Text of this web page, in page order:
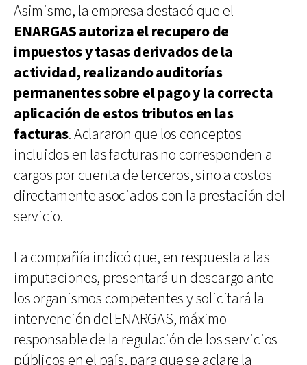
Asimismo, la empresa destacó que el
ENARGAS autoriza el recupero de
impuestos y tasas derivados de la
actividad, realizando auditorías
permanentes sobre el pago y la correcta
aplicación de estos tributos en las
facturas. Aclararon que los conceptos
incluidos en las facturas no corresponden a
cargos por cuenta de terceros, sino a costos
directamente asociados con la prestación del
servicio.
La compañía indicó que, en respuesta a las
imputaciones, presentará un descargo ante
los organismos competentes y solicitará la
intervención del ENARGAS, máximo
responsable de la regulación de los servicios
públicos en el país, para que se aclare la